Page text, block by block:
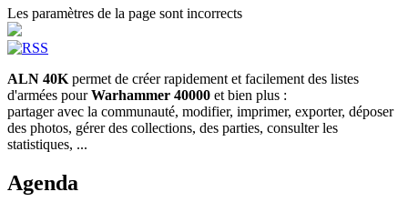
Les paramètres de la page sont incorrects
ALN 40K permet de créer rapidement et facilement des listes
d'armées pourWarhammer 40000 et bien plus :
partager avec la communauté, modifier, imprimer, exporter, déposer
des photos, gérer des collections, des parties, consulter les
statistiques, ...
Agenda